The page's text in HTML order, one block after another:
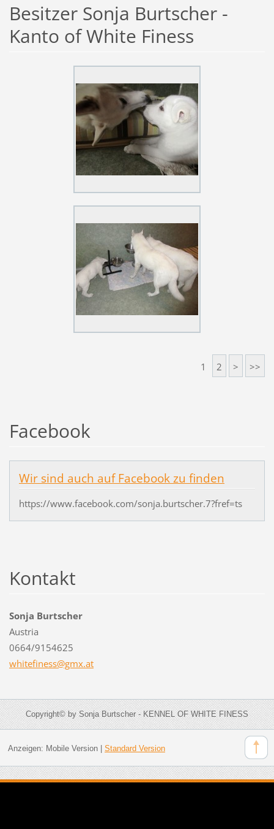
Besitzer Sonja Burtscher -
Kanto of White Finess
1 2 > >>
Facebook
Wir sind auch auf Facebook zu finden
https://www.facebook.com/sonja.burtscher.7?fref=ts
Kontakt
Sonja Burtscher
Austria
0664/9154625
whitefiness@gmx.at
Copyright© by Sonja Burtscher - KENNEL OF WHITE FINESS
Anzeigen: Mobile Version| Standard Version